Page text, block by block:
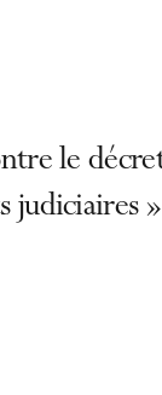
le
judiciaires »